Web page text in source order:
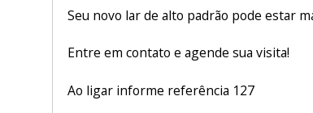
Seu novo lar de alto padrão pode estar
Entre em contato e agende sua visita!
Ao ligar informe referência 127